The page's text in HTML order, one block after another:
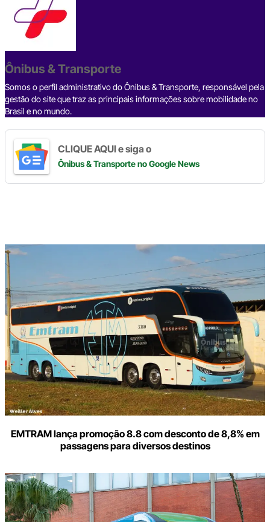
e
b
o
o
k
s
Ônibus & Transporte
Somos o perfil administrativo do Ônibus & Transporte, responsável pela
gestão do site que traz as principais informações sobre mobilidade no
Brasil e no mundo.
CLIQUE AQUI e siga o
Ônibus & Transporteno Google News
EMTRAM lança promoção 8.8 com desconto de 8,8% em
passagens para diversos destinos
Digite
aqui
o
seu
e-
mail